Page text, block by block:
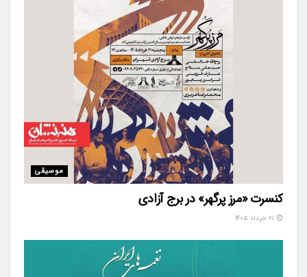
موسیقی
کنسرت «مرز پرگهر» در برج آزادی